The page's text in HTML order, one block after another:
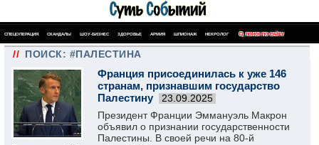
СПЕЦОПЕРАЦИЯ СКАНДАЛЫ ШОУ-БИЗНЕС ЗДОРОВЬЕ АРМИЯ ШПИОНАЖ НЕКРОЛОГ ПОИСК ПО САЙТУ
// ПОИСК: #ПАЛЕСТИНА
Франция присоединилась к уже 146
странам, признавшим государство
Палестину
23.09.2025
Президент Франции Эммануэль Макрон
объявил о признании государственности
Палестины. В своей речи на 80-й